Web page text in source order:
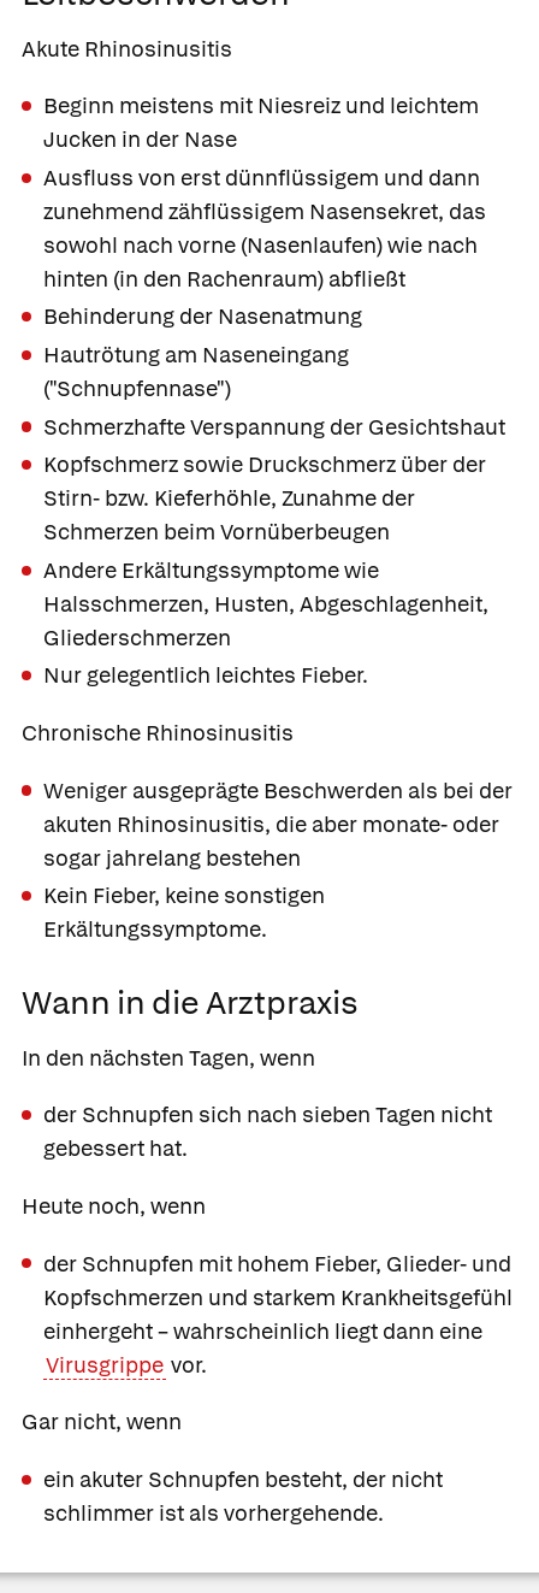
Akute Rhinosinusitis
Beginn meistens mit Niesreiz und leichtem
Jucken in der Nase
Ausfluss von erst dünnflüssigem und dann
zunehmend zähflüssigem Nasensekret, das
sowohl nach vorne (Nasenlaufen) wie nach
hinten (in den Rachenraum) abfließt
Behinderung der Nasenatmung
Hautrötung am Naseneingang
("Schnupfennase")
Schmerzhafte Verspannung der Gesichtshaut
Kopfschmerz sowie Druckschmerz über der
Stirn- bzw. Kieferhöhle, Zunahme der
Schmerzen beim Vornüberbeugen
Andere Erkältungssymptome wie
Halsschmerzen, Husten, Abgeschlagenheit,
Gliederschmerzen
Nur gelegentlich leichtes Fieber.
Chronische Rhinosinusitis
Weniger ausgeprägte Beschwerden als bei der
akuten Rhinosinusitis, die aber monate- oder
sogar jahrelang bestehen
Kein Fieber, keine sonstigen
Erkältungssymptome.
Wann in die Arztpraxis
In den nächsten Tagen, wenn
der Schnupfen sich nach sieben Tagen nicht
gebessert hat.
Heute noch, wenn
der Schnupfen mit hohem Fieber, Glieder- und
Kopfschmerzen und starkem Krankheitsgefühl
einhergeht – wahrscheinlich liegt dann eine
Virusgrippe vor.
Gar nicht, wenn
ein akuter Schnupfen besteht, der nicht
schlimmer ist als vorhergehende.